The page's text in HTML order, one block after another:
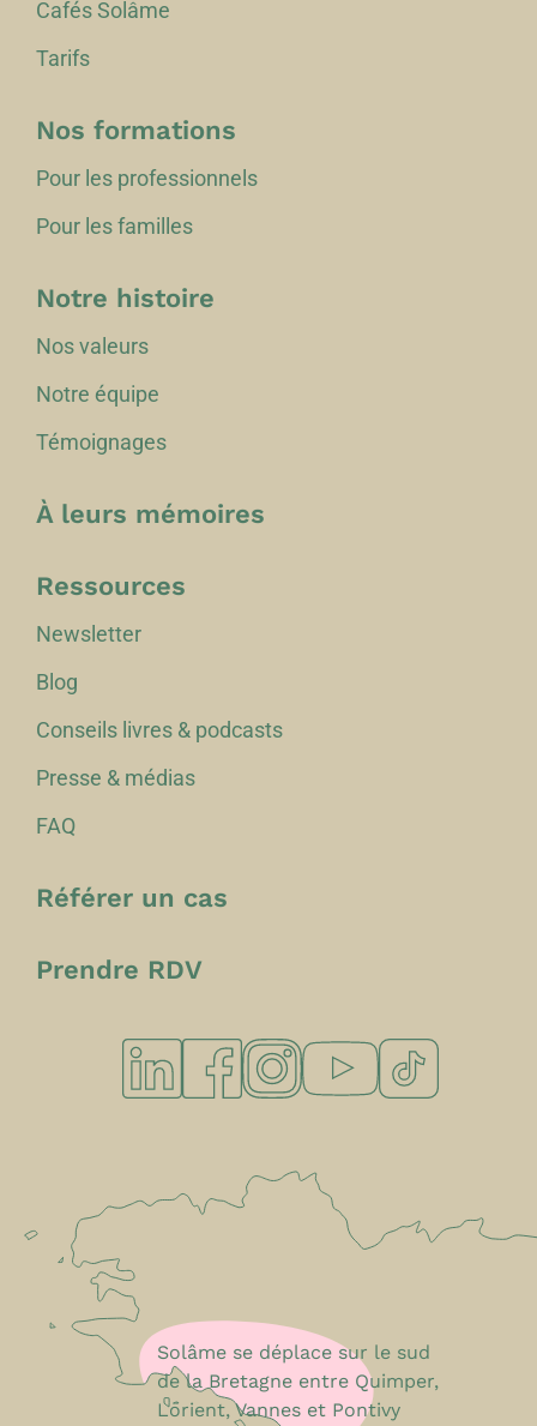
Cafés Solâme
Tarifs
Nos formations
Pour les professionnels
Pour les familles
Notre histoire
Nos valeurs
Notre équipe
Témoignages
À leurs mémoires
Ressources
Newsletter
Blog
Conseils livres & podcasts
Presse & médias
FAQ
Référer un cas
Prendre RDV
Solâme se déplace sur le sud
de la Bretagne entre Quimper,
Lorient, Vannes et Pontivy